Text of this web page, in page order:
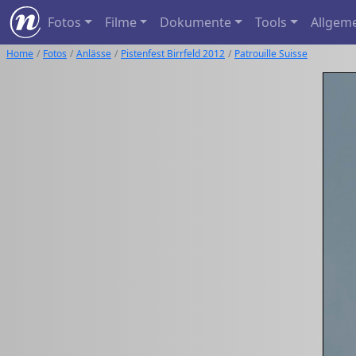
Fotos Filme Dokumente Tools
Home Fotos Anlässe Pistenfest Birrfeld 2012 Patrouille Suisse